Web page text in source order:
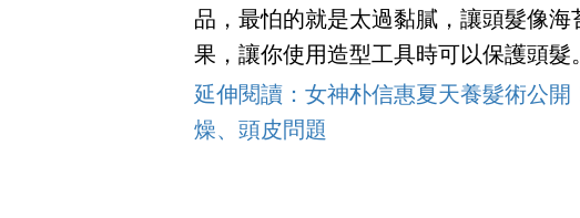
品，最怕的就是太過黏膩，讓頭髮像
果，讓你使用造型工具時可以保護頭髮
延伸閱讀：女神朴信惠夏天養髮術公開
燥、頭皮問題